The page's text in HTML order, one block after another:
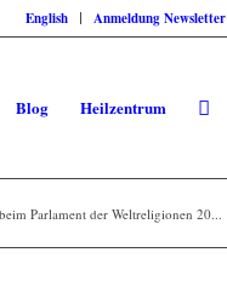
English Anmeldung Newsletter
Blog Heilzentrum
Parlament der Weltreligionen 20...